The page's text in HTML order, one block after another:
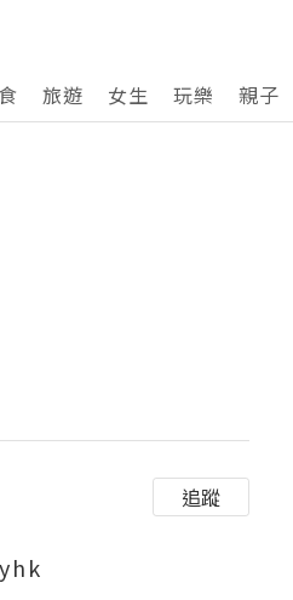
旅遊 女生 玩樂 親子
追蹤